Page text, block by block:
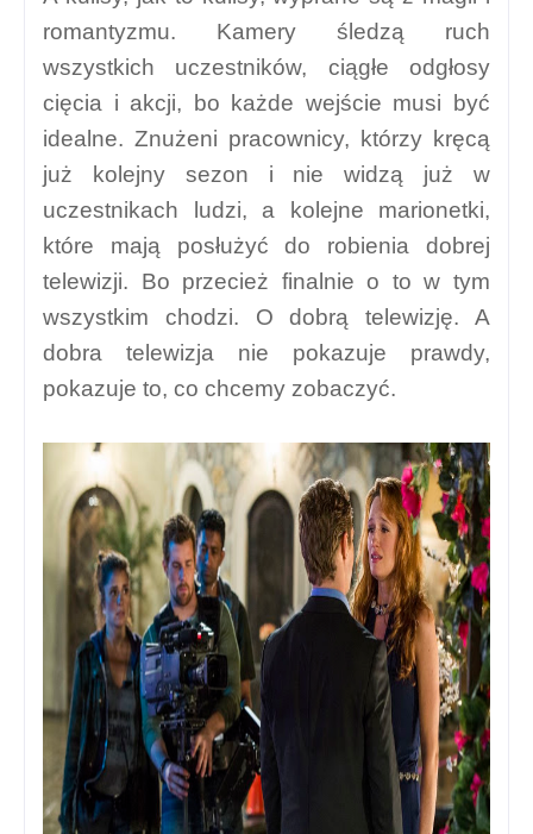
romantyzmu. Kamery śledzą ruch
wszystkich uczestników, ciągłe odgłosy
cięcia i akcji, bo każde wejście musi być
idealne. Znużeni pracownicy, którzy kręcą
już kolejny sezon i nie widzą już w
uczestnikach ludzi, a kolejne marionetki,
które mają posłużyć do robienia dobrej
telewizji. Bo przecież finalnie o to w tym
wszystkim chodzi. O dobrą telewizję. A
dobra telewizja nie pokazuje prawdy,
pokazuje to, co chcemy zobaczyć.